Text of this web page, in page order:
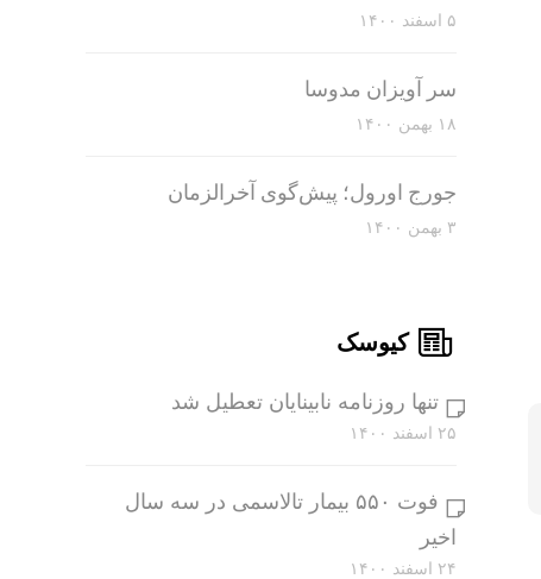
۵ اسفند ۱۴۰۰
سر آویزان مدوسا
۱۸ بهمن ۱۴۰۰
جورج اورول؛ پیش‌گوی آخرالزمان
۳ بهمن ۱۴۰۰
کیوسک
تنها روزنامه نابینایان تعطیل شد
۲۵ اسفند ۱۴۰۰
فوت ۵۵۰ بیمار تالاسمی در سه سال
اخیر
۲۴ اسفند ۱۴۰۰